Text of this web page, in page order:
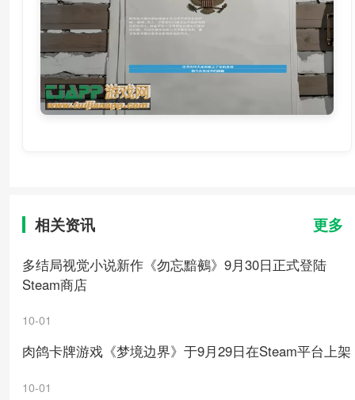
相关资讯 更多
多结局视觉小说新作《勿忘黯鵺》9月30日正式登陆
Steam商店
10-01
肉鸽卡牌游戏《梦境边界》于9月29日在Steam平台上架
10-01